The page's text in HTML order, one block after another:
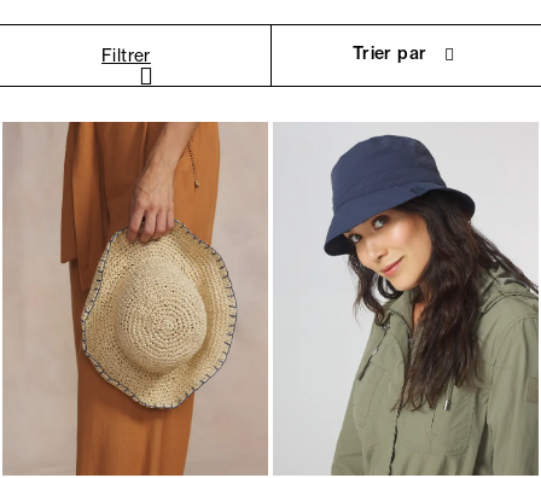
Filtrer Trier par